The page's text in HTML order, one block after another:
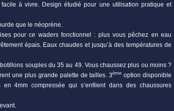
à vivre. Design étudié pour une utilisation pratique et
que le néoprène.
pour ce waders fonctionnel : plus vous pêchez en eau
épais. Eaux chaudes et jusqu’à des températures de
souples du 35 au 49. Vous chaussez plus ou moins ?
une plus grande palette de tailles. 3ème option disponible
4mm compressée qui s’enfilent dans des chaussures